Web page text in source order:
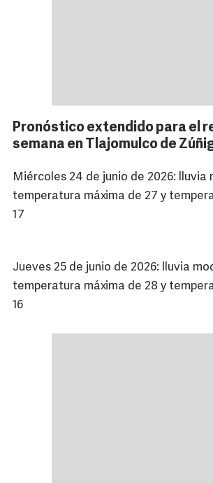
Pronóstico extendido para el
semana en Tlajomulco de
Miércoles 24 de junio de 2026: lluvia
temperatura máxima de 27 y
17
Jueves 25 de junio de 2026: lluvia
temperatura máxima de 28 y
16